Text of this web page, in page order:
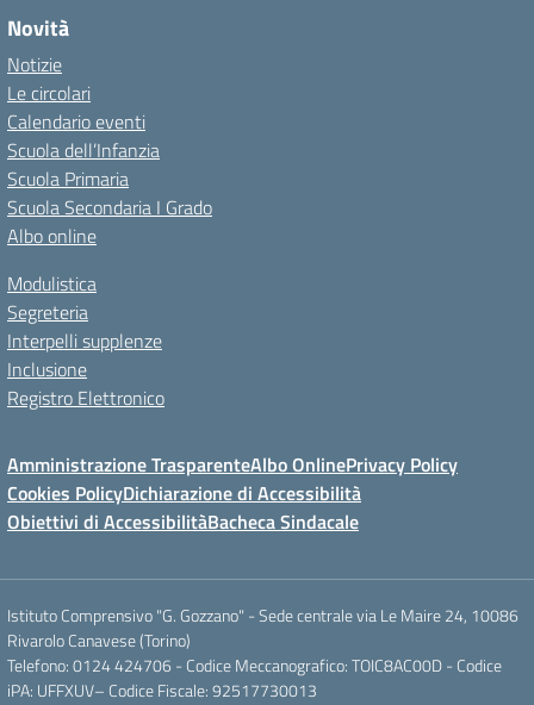
Novità
Notizie
Le circolari
Calendario eventi
Scuola dell’Infanzia
Scuola Primaria
Scuola Secondaria I Grado
Albo online
Modulistica
Segreteria
Interpelli supplenze
Inclusione
Registro Elettronico
Amministrazione TrasparenteAlbo OnlinePrivacy Policy
Cookies PolicyDichiarazione di Accessibilità
Obiettivi di AccessibilitàBacheca Sindacale
Istituto Comprensivo "G. Gozzano" - Sede centrale via Le Maire 24, 10086
Rivarolo Canavese (Torino)
Telefono: 0124 424706 - Codice Meccanografico: TOIC8AC00D - Codice
iPA: UFFXUV– Codice Fiscale: 92517730013